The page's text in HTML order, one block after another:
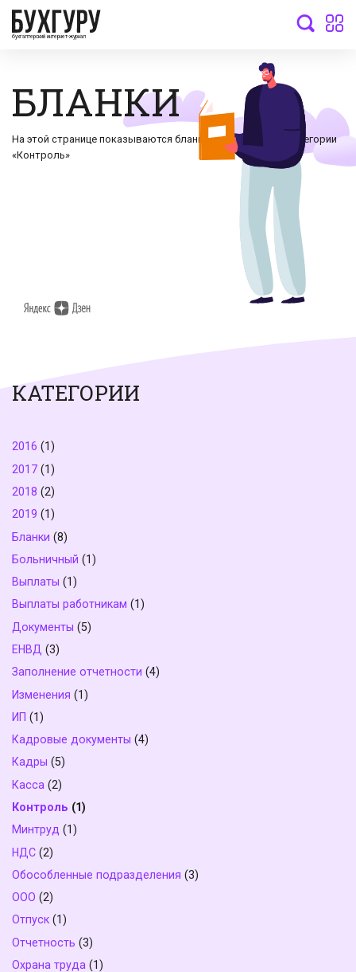
бухгалтерский интернет-журнал
БЛАНКИ
На этой странице показываются бланки документов по категории
«Контроль»
КАТЕГОРИИ
2016 (1)
2017 (1)
2018 (2)
2019 (1)
Бланки (8)
Больничный (1)
Выплаты (1)
Выплаты работникам (1)
Документы (5)
ЕНВД (3)
Заполнение отчетности (4)
Изменения (1)
ИП (1)
Кадровые документы (4)
Кадры (5)
Касса (2)
Контроль (1)
Минтруд (1)
НДС (2)
Обособленные подразделения (3)
ООО (2)
Отпуск (1)
Отчетность (3)
Охрана труда (1)